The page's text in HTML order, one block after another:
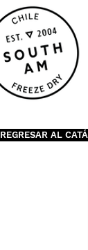
REGRESAR AL